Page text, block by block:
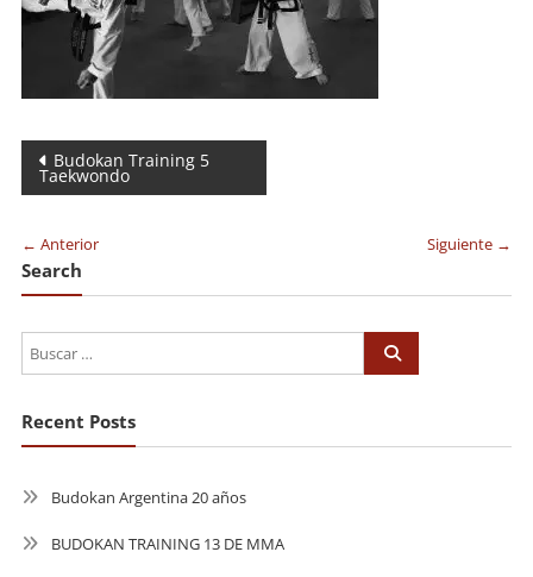
Navegación
de
entradas
Budokan Training 5
Taekwondo
← Anterior Siguiente →
Search
Recent Posts
Budokan Argentina 20 años
BUDOKAN TRAINING 13 DE MMA